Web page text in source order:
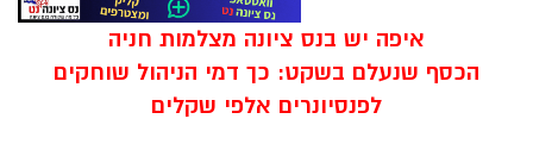
איפה יש בנס ציונה מצלמות חניה
הכסף שנעלם בשקט: כך דמי הניהול שוחקים
לפנסיונרים אלפי שקלים